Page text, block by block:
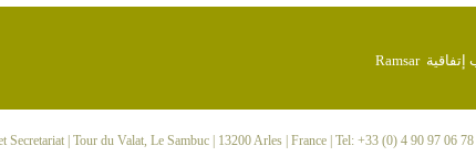
Secretariat| Tour du Valat, Le Sambuc | 13200 Arles | France | Tel: +33 (0) 4 90 97 06 78 |